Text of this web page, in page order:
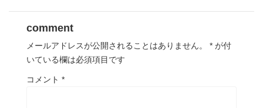
comment
メールアドレスが公開されることはありません。 * が付
いている欄は必須項目です
コメント *